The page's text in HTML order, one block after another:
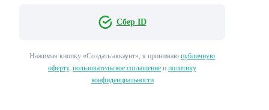
Сбер ID
Нажимая кнопку «Создать аккаунт», я принимаю публичную
оферту, пользовательское соглашение и политику
конфиденциальности